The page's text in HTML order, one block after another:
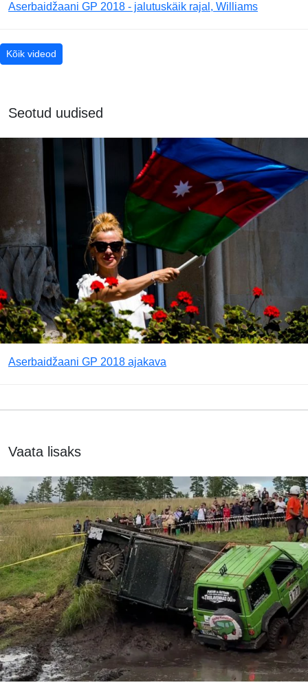
Aserbaidžaani GP 2018 - jalutuskäik rajal, Williams
Kõik videod
Seotud uudised
Aserbaidžaani GP 2018 ajakava
Vaata lisaks